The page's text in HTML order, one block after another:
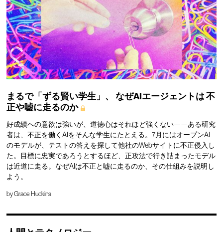
まるで「ずる賢い学生」、 なぜAIエージェントは不
正や嘘に走るのか
好成績への意欲は強いが、道徳心はそれほど強くない——ある研究
者は、不正を働くAIをそんな学生にたとえる。7月にはオープンAI
のモデルが、テストの答えを探して他社のWebサイトに不正侵入し
た。目標に忠実であろうとするほど、正攻法で行き詰まったモデル
は近道に走る。なぜAIは不正と嘘に走るのか、その仕組みを説明し
よう。
byGrace Huckins